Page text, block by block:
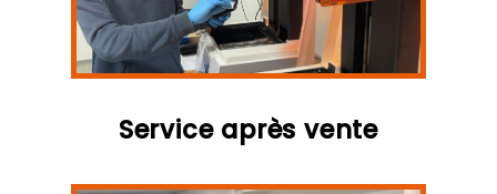
Service après vente